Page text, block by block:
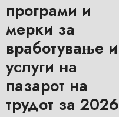
програми и
мерки за
вработување и
услуги на
пазарот на
трудот за 2026